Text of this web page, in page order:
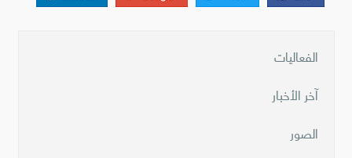
الفعاليات
آخر الأخبار
الصور